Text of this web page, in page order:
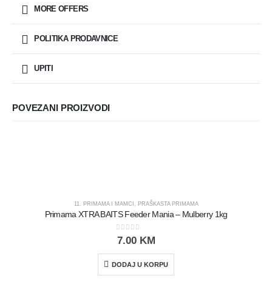
MORE OFFERS
POLITIKA PRODAVNICE
UPITI
POVEZANI PROIZVODI
11. PRIMAMA I MAMCI , PRAŠKASTA PRIMAMA
Primama XTRA BAITS Feeder Mania – Mulberry 1kg
0out of 5
7.00 KM
DODAJ U KORPU